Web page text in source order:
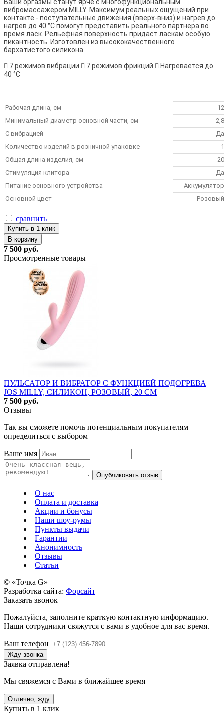
вибромассажером MILLY. Максимум реальных ощущений при
контакте - поступательные движения (вверх-вниз) и нагрев до
нагрев до 40 °C помогут представить реального партнера во
время ласк. Рельефная поверхность придаст ласкам особую
пикантность. Изготовлен из высококачественного
бархатистого силикона.
 7 режимов вибрации  7 режимов фрикций  Нагревается до
40 °C
Рабочая длина, см
12
Минимальный диаметр основной части, см
2,8
С вибрацией
Да
Количество изделий в розничной упаковке
1
Общая длина изделия, см
20
Стимуляция клитора
Да
Питание основного устройства
Аккумулятор
Основной цвет
Розовый
сравнить
Купить в 1 клик
В корзину
7 500 руб.
Просмотренные товары
ПУЛЬСАТОР И ВИБРАТОР С ФУНКЦИЕЙ ПОДОГРЕВА
JOS MILLY, СИЛИКОН, РОЗОВЫЙ, 20 СМ
7 500 руб.
Отзывы
Так вы сможете помочь потенциальным покупателям
определиться с выбором
Ваше имя
Опубликовать отзыв
О нас
Оплата и доставка
Акции и бонусы
Наши шоу-румы
Пункты выдачи
Гарантии
Анонимность
Отзывы
Статьи
© «Точка G»
Разработка сайта: Форсайт
Заказать звонок
Пожалуйста, заполните краткую контактную информацию.
Наши сотрудники свяжутся с вами в удобное для вас время.
Ваш телефон
Жду звонка
Заявка отправлена!
Мы свяжемся с Вами в ближайшее время
Отлично, жду
Купить в 1 клик